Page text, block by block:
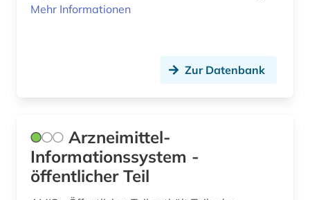
substanz (1)
synthetische methoden (1)
südafrika (1)
technik (10)
technische chemie (1)
Mehr Informationen
Zur Datenbank
Arzneimittel-
Informationssystem -
öffentlicher Teil